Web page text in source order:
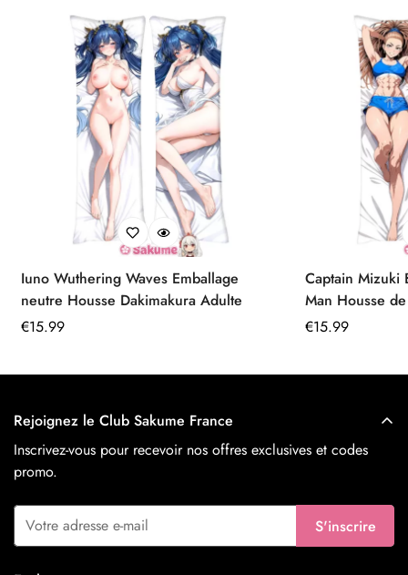
Iuno Wuthering Waves Emballage
neutre Housse Dakimakura Adulte
Prix
€15.99
Captain Mizuki
Man Housse de Dakimakura 160x50
Peau de Pêche
Prix
€15.99
Rejoignez le Club Sakume France
Inscrivez-vous pour recevoir nos offres exclusives et codes
promo.
S'inscrire